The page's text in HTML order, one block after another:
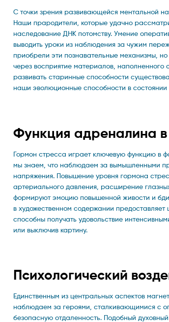
С точки зрения развивающейся ментальной
Наши прародители, которые удачно
наследование ДНК потомству. Умение
выводить уроки из наблюдения за чужим
приобрели эти познавательные механизмы,
через восприятие материалов,
развивать старинные способности
наши эволюционные способности в состоянии
Функция адреналина
Гормон стресса играет ключевую функцию в
мы знаем, что наблюдаем за вымышленными
напряжения. Повышение уровня гормона
артериального давления, расширение
формируют эмоцию повышенной живости и
в художественном содержании
способны получать удовольствие
или выключив картину.
Психологический
Единственным из центральных аспектов
наблюдаем за героями, сталкивающимися с
безопасную отдаленность. Подобный